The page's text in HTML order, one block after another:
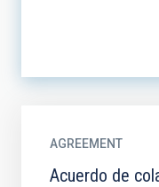
AGREEMENT
Acuerdo de